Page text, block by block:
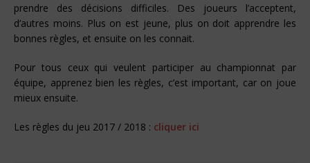
prendre des décisions difficiles. Des joueurs l’acceptent,
d’autres moins. Plus on est jeune, plus on doit apprendre les
bonnes règles, et ensuite on les connait.
Pour tous ceux qui veulent participer au championnat par
équipe, apprenez bien les règles, c’est important, car on joue
mieux ensuite.
Les règles du jeu 2017 / 2018 : cliquer ici